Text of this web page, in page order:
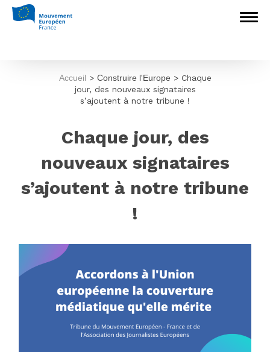
Accueil > Construire l'Europe > Chaque
jour, des nouveaux signataires
s’ajoutent à notre tribune !
Chaque jour, des
nouveaux signataires
s’ajoutent à notre tribune
!